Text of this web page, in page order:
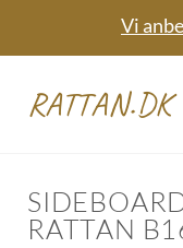
Vi
RATTAN.DK
RATTAN